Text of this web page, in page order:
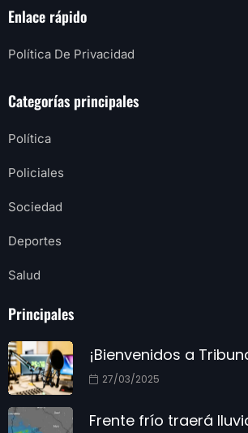
Enlace rápido
Política De Privacidad
Categorías principales
Política
Policiales
Sociedad
Deportes
Salud
Principales
¡Bienvenidos a
27/03/2025
Frente frío traerá